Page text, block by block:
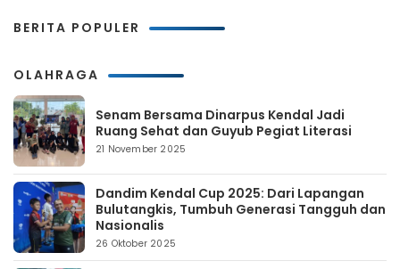
BERITA POPULER
OLAHRAGA
Senam Bersama Dinarpus Kendal Jadi
Ruang Sehat dan Guyub Pegiat Literasi
21 November 2025
Dandim Kendal Cup 2025: Dari Lapangan
Bulutangkis, Tumbuh Generasi Tangguh dan
Nasionalis
26 Oktober 2025